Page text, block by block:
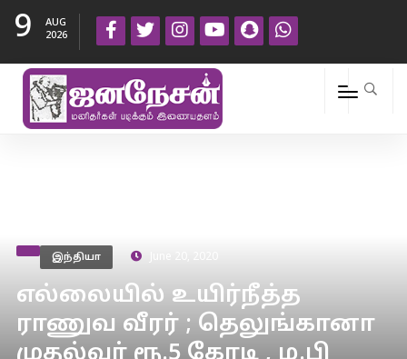
9
AUG
2026
இந்தியா
எல்லையில் உயிர்நீத்த
ராணுவ வீரர் ; தெலுங்கானா